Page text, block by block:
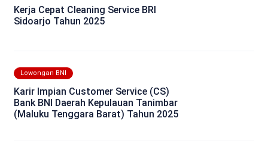
Kerja Cepat Cleaning Service BRI
Sidoarjo Tahun 2025
Lowongan BNI
Karir Impian Customer Service (CS)
Bank BNI Daerah Kepulauan Tanimbar
(Maluku Tenggara Barat) Tahun 2025